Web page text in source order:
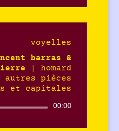
voyelles
barras &
|homard
autres pièces
et capitales
Lecteur
00:00